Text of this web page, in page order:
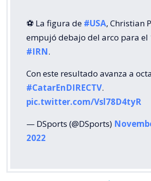
⚽️ La figura de #USA, Christian
empujó debajo del arco para el
#IRN.
Con este resultado avanza a
#CatarEnDIRECTV.
pic.twitter.com/Vsl78D4tyR
— DSports (@DSports)
2022